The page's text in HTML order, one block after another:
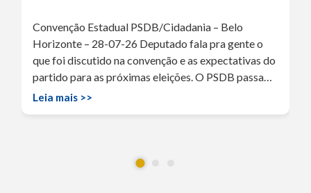
Convenção Estadual PSDB/Cidadania – Belo
Horizonte – 28-07-26 Deputado fala pra gente o
que foi discutido na convenção e as expectativas do
partido para as próximas eleições. O PSDB passa…
Leia mais >>